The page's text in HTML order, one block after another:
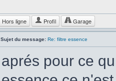
Hors ligne Profil Garage
Sujet du message: Re: filtre essence
aprés pour ce